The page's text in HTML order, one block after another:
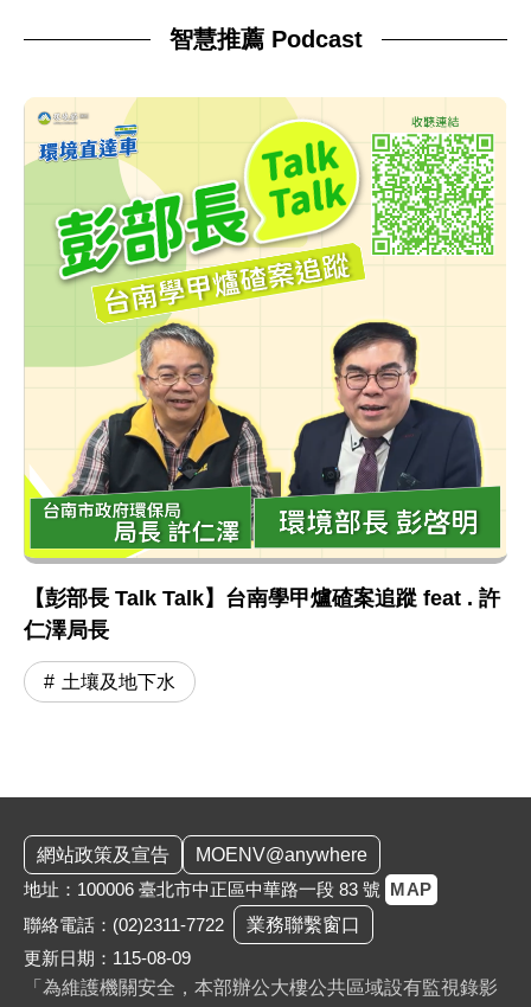
智慧推薦 Podcast
【彭部長 Talk Talk】台南學甲爐碴案追蹤 feat . 許
仁澤局長
土壤及地下水
網站政策及宣告
MOENV@anywhere
地址：100006 臺北市中正區中華路一段 83 號 MAP
聯絡電話： (02)2311-7722
業務聯繫窗口
更新日期：115-08-09
「為維護機關安全，本部辦公大樓公共區域設有監視錄影